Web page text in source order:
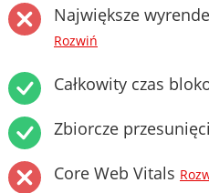
Największe
Rozwiń
Całkowity czas
Zbiorcze
Core Web Vitals